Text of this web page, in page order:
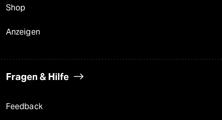
Shop
Anzeigen
Fragen & Hilfe
Feedback